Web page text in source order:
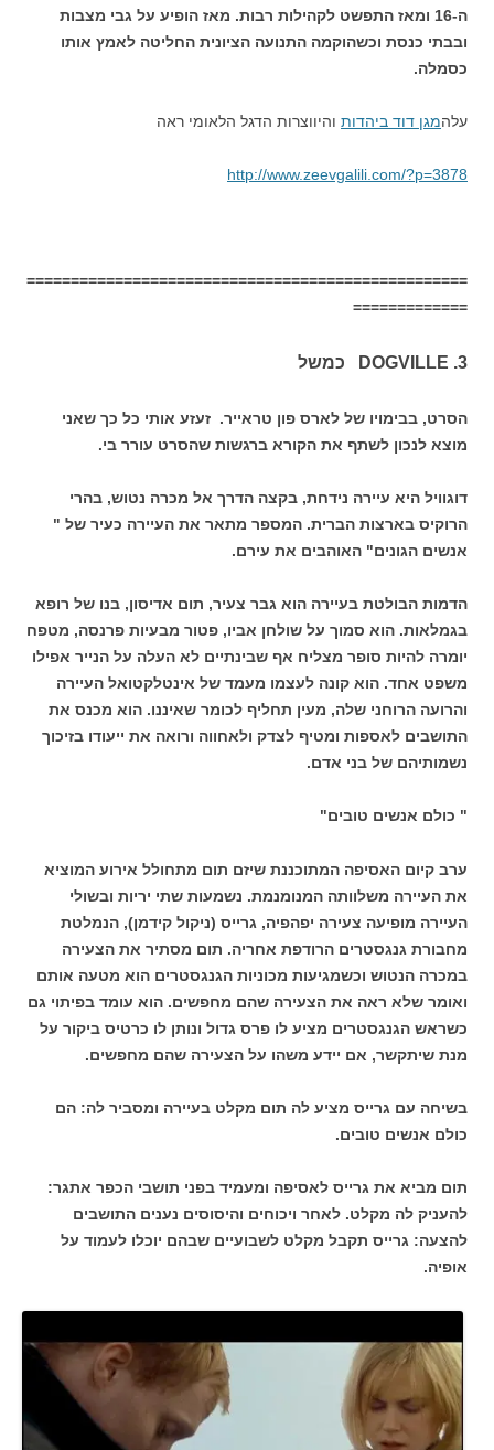
ה-16 ומאז התפשט לקהילות רבות. מאז הופיע על גבי מצבות
ובבתי כנסת וכשהוקמה התנועה הציונית החליטה לאמץ אותו
כסמלה.
עלהמגן דוד ביהדות והיווצרות הדגל הלאומי ראה
http://www.zeevgalili.com/?p=3878
==================================================
=============
DOGVILLE .3 כמשל
הסרט, בבימויו של לארס פון טראייר. זעזע אותי כל כך שאני
מוצא לנכון לשתף את הקורא ברגשות שהסרט עורר בי.
דוגוויל היא עיירה נידחת, בקצה הדרך אל מכרה נטוש, בהרי
הרוקיס בארצות הברית. המספר מתאר את העיירה כעיר של "
אנשים הגונים" האוהבים את עירם.
הדמות הבולטת בעיירה הוא גבר צעיר, תום אדיסון, בנו של רופא
בגמלאות. הוא סמוך על שולחן אביו, פטור מבעיות פרנסה, מטפח
יומרה להיות סופר מצליח אף שבינתיים לא העלה על הנייר אפילו
משפט אחד. הוא קונה לעצמו מעמד של אינטלקטואל העיירה
והרועה הרוחני שלה, מעין תחליף לכומר שאיננו. הוא מכנס את
התושבים לאספות ומטיף לצדק ולאחווה ורואה את ייעודו בזיכוך
נשמותיהם של בני אדם.
" כולם אנשים טובים"
ערב קיום האסיפה המתוכננת שיזם תום מתחולל אירוע המוציא
את העיירה משלוותה המנומנמת. נשמעות שתי יריות ובשולי
העיירה מופיעה צעירה יפהפיה, גרייס (ניקול קידמן), הנמלטת
מחבורת גנגסטרים הרודפת אחריה. תום מסתיר את הצעירה
במכרה הנטוש וכשמגיעות מכוניות הגנגסטרים הוא מטעה אותם
ואומר שלא ראה את הצעירה שהם מחפשים. הוא עומד בפיתוי גם
כשראש הגנגסטרים מציע לו פרס גדול ונותן לו כרטיס ביקור על
מנת שיתקשר, אם יידע משהו על הצעירה שהם מחפשים.
בשיחה עם גרייס מציע לה תום מקלט בעיירה ומסביר לה: הם
כולם אנשים טובים.
תום מביא את גרייס לאסיפה ומעמיד בפני תושבי הכפר אתגר:
להעניק לה מקלט. לאחר ויכוחים והיסוסים נענים התושבים
להצעה: גרייס תקבל מקלט לשבועיים שבהם יוכלו לעמוד על
אופיה.